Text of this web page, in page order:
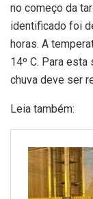
no começo da
identificado foi
horas. A
14º C. Para
chuva deve ser
Leia também: